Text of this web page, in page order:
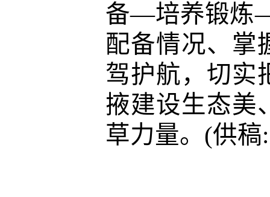
备—培养锻炼
配备情况、掌
驾护航，切实
掖建设生态美
草力量。(供